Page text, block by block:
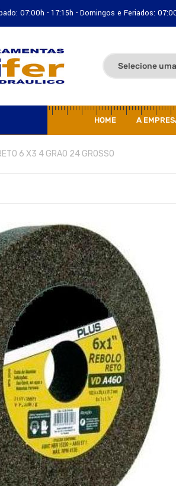
07:00h - 17:15h - Domingos e Feriados:
HOME A
6 X3 4 GRAO 24 GROSSO